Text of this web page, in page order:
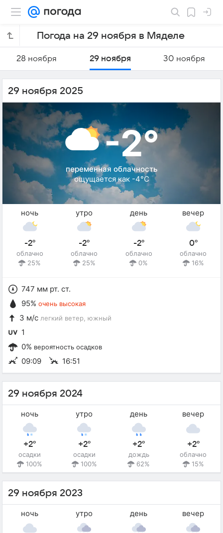
Погода на 29 ноября в Мяделе
28 ноября 29 ноября 30 ноября
29 ноября 2025
-2°
переменная облачность
ощущается как -4°C
ночь
-2°
облачно
25%
утро
-2°
облачно
25%
день
-2°
облачно
0%
вечер
0°
облачно
16%
747 мм рт. ст.
95% очень высокая
3 м/с легкий ветер , южный
1
0% вероятность осадков
09:09 16:51
29 ноября 2024
ночь
+2°
осадки
100%
утро
+2°
осадки
100%
день
+2°
дождь
62%
вечер
+2°
облачно
15%
29 ноября 2023
ночь утро день вечер